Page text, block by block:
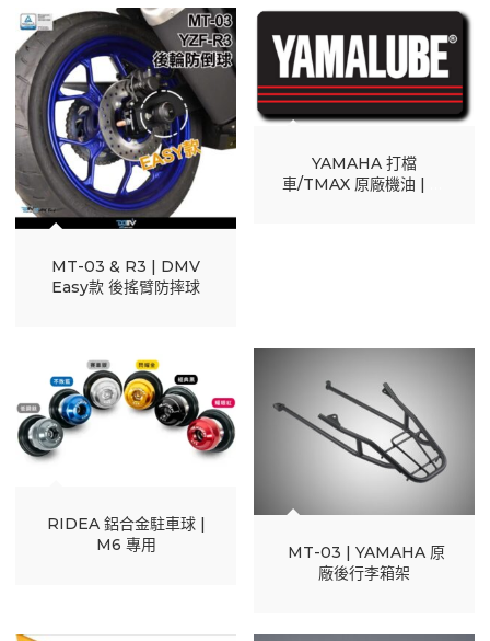
MT-03 & R3 | DMV
Easy款 後搖臂防摔球
YAMAHA 打檔
車/TMAX 原廠機油 | 完
RIDEA 鋁合金駐車球 |
M6 專用
MT-03 | YAMAHA 原
廠後行李箱架